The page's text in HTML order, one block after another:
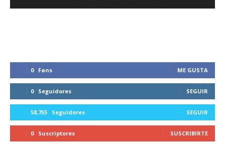
0 Fans ME GUSTA
0 Seguidores SEGUIR
58,755 Seguidores SEGUIR
0 Suscriptores SUSCRIBIRTE